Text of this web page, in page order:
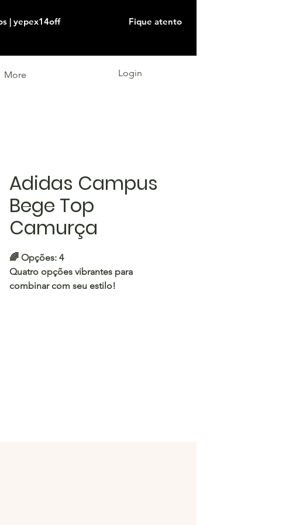
| yepex14off Fique atento
More Login
Adidas Campus
Bege Top
Camurça
🌈 Opções: 4
Quatro opções vibrantes para
combinar com seu estilo!